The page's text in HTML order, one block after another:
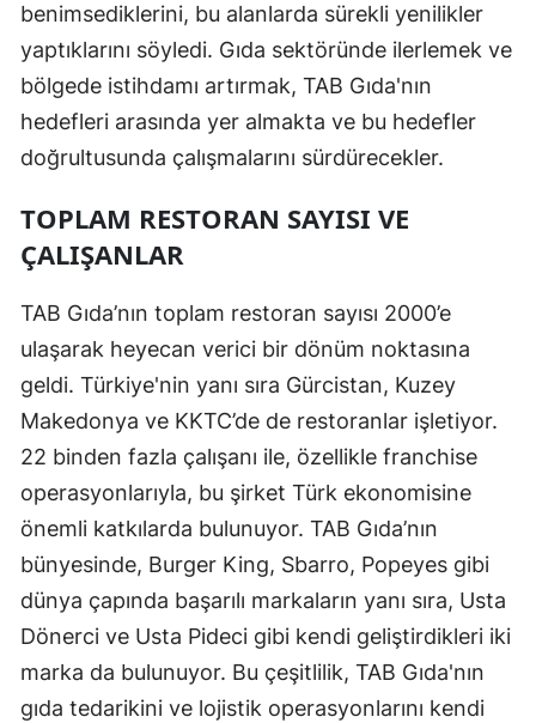
benimsediklerini, bu alanlarda sürekli yenilikler
yaptıklarını söyledi. Gıda sektöründe ilerlemek ve
bölgede istihdamı artırmak, TAB Gıda'nın
hedefleri arasında yer almakta ve bu hedefler
doğrultusunda çalışmalarını sürdürecekler.
TOPLAM RESTORAN SAYISI VE
ÇALIŞANLAR
TAB Gıda’nın toplam restoran sayısı 2000’e
ulaşarak heyecan verici bir dönüm noktasına
geldi. Türkiye'nin yanı sıra Gürcistan, Kuzey
Makedonya ve KKTC’de de restoranlar işletiyor.
22 binden fazla çalışanı ile, özellikle franchise
operasyonlarıyla, bu şirket Türk ekonomisine
önemli katkılarda bulunuyor. TAB Gıda’nın
bünyesinde, Burger King, Sbarro, Popeyes gibi
dünya çapında başarılı markaların yanı sıra, Usta
Dönerci ve Usta Pideci gibi kendi geliştirdikleri iki
marka da bulunuyor. Bu çeşitlilik, TAB Gıda'nın
gıda tedarikini ve lojistik operasyonlarını kendi